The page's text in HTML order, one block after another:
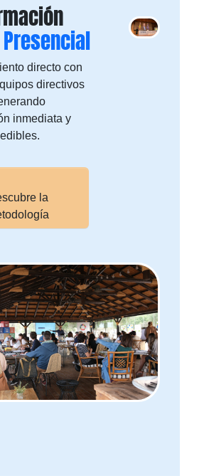
Presencial
directo con
directivos
inmediata y
la